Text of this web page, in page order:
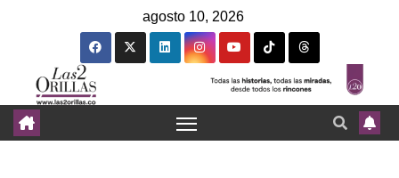
agosto 10, 2026